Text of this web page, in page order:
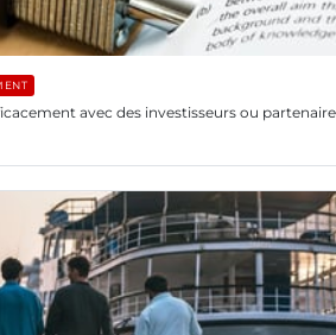
avec des investisseurs ou